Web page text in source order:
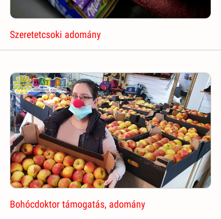
Szeretetcsoki adomány
Bohócdoktor támogatás, adomány